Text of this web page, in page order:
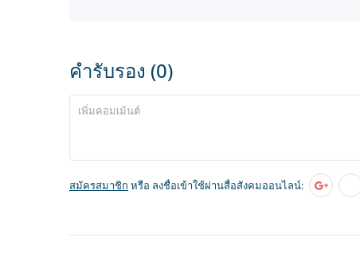
คำรับรอง (0)
สมัครสมาชิก หรือ ลงชื่อเข้าใช้ผ่านสื่อสังคมออนไลน์: